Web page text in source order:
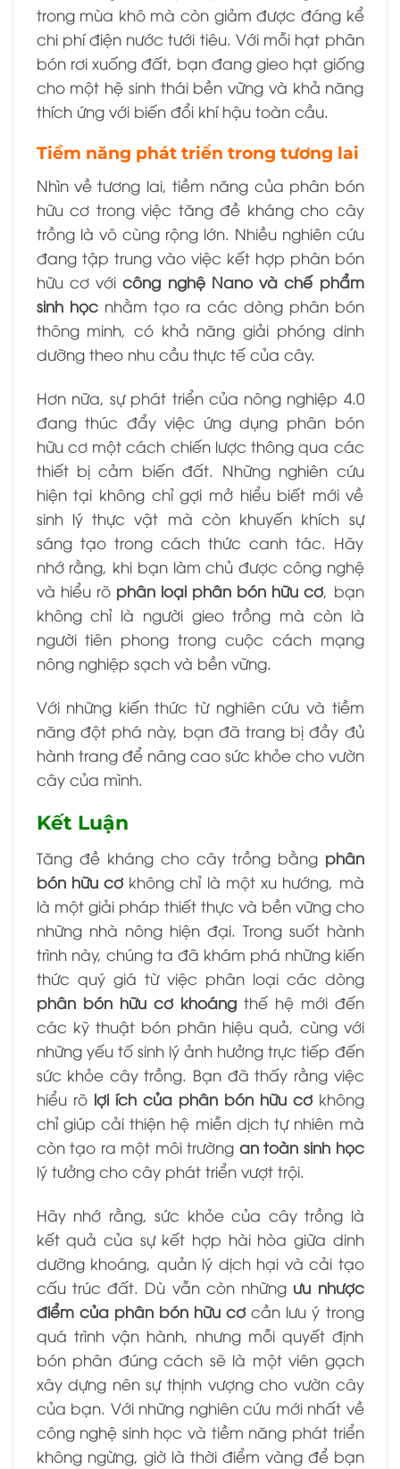
trong mùa khô mà còn giảm được đáng kể
chi phí điện nước tưới tiêu. Với mỗi hạt phân
bón rơi xuống đất, bạn đang gieo hạt giống
cho một hệ sinh thái bền vững và khả năng
thích ứng với biến đổi khí hậu toàn cầu.
Tiềm năng phát triển trong tương lai
Nhìn về tương lai, tiềm năng của phân bón
hữu cơ trong việc tăng đề kháng cho cây
trồng là vô cùng rộng lớn. Nhiều nghiên cứu
đang tập trung vào việc kết hợp phân bón
hữu cơ vớicông nghệ Nano và chế phẩm
sinh họcnhằm tạo ra các dòng phân bón
thông minh, có khả năng giải phóng dinh
dưỡng theo nhu cầu thực tế của cây.
Hơn nữa, sự phát triển của nông nghiệp 4.0
đang thúc đẩy việc ứng dụng phân bón
hữu cơ một cách chiến lược thông qua các
thiết bị cảm biến đất. Những nghiên cứu
hiện tại không chỉ gợi mở hiểu biết mới về
sinh lý thực vật mà còn khuyến khích sự
sáng tạo trong cách thức canh tác. Hãy
nhớ rằng, khi bạn làm chủ được công nghệ
và hiểu rõ phân loại phân bón hữu cơ, bạn
không chỉ là người gieo trồng mà còn là
người tiên phong trong cuộc cách mạng
nông nghiệp sạch và bền vững.
Với những kiến thức từ nghiên cứu và tiềm
năng đột phá này, bạn đã trang bị đầy đủ
hành trang để nâng cao sức khỏe cho vườn
cây của mình.
Kết Luận
Tăng đề kháng cho cây trồng bằng phân
bón hữu cơkhông chỉ là một xu hướng, mà
là một giải pháp thiết thực và bền vững cho
những nhà nông hiện đại. Trong suốt hành
trình này, chúng ta đã khám phá những kiến
thức quý giá từ việc phân loại các dòng
phân bón hữu cơ khoángthế hệ mới đến
các kỹ thuật bón phân hiệu quả, cùng với
những yếu tố sinh lý ảnh hưởng trực tiếp đến
sức khỏe cây trồng. Bạn đã thấy rằng việc
hiểu rõ lợi ích của phân bón hữu cơkhông
chỉ giúp cải thiện hệ miễn dịch tự nhiên mà
còn tạo ra một môi trường an toàn sinh học
lý tưởng cho cây phát triển vượt trội.
Hãy nhớ rằng, sức khỏe của cây trồng là
kết quả của sự kết hợp hài hòa giữa dinh
dưỡng khoáng, quản lý dịch hại và cải tạo
cấu trúc đất. Dù vẫn còn những ưu nhược
điểm của phân bón hữu cơ cần lưu ý trong
quá trình vận hành, nhưng mỗi quyết định
bón phân đúng cách sẽ là một viên gạch
xây dựng nên sự thịnh vượng cho vườn cây
của bạn. Với những nghiên cứu mới nhất về
công nghệ sinh học và tiềm năng phát triển
không ngừng, giờ là thời điểm vàng để bạn